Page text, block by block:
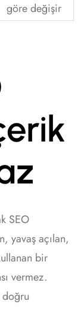
göre değişir
SEO
yavaş açılan,
bir
vermez.
doğru